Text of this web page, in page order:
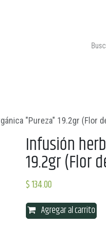
"Pureza" 19.2gr (Flor
Infusión
19.2gr (Flor
$134.00
Agregar al carrito